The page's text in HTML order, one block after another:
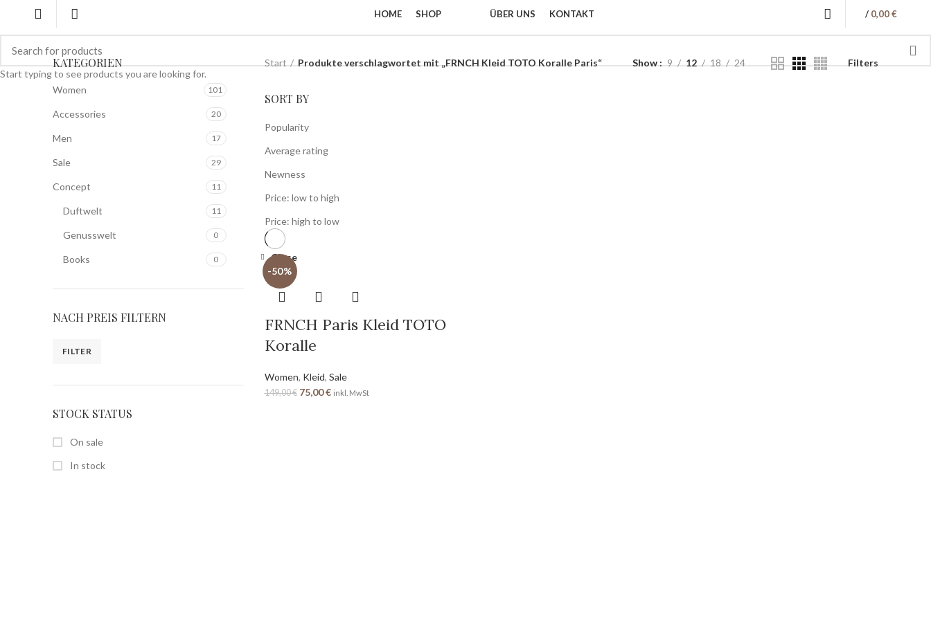
HOME SHOP ÜBER UNS KONTAKT / 0,00€
KATEGORIEN
Accessories 20
Concept 11
Books 0
Duftwelt 11
Genusswelt 0
Men 17
Sale 29
Women 101
NACH PREIS FILTERN
FILTER
STOCK STATUS
On sale
In stock
Start Produkte verschlagwortet mit „FRNCH Kleid TOTO Koralle Paris“ Show 9 12 18 24 Filters
SORT BY
Popularity
Average rating
Newness
Price: low to high
Price: high to low
-50%
Close
FRNCH Paris Kleid TOTO
Koralle
Women, Kleid, Sale
149,00€ 75,00€ inkl. MwSt
Start typing to see products you are looking for.